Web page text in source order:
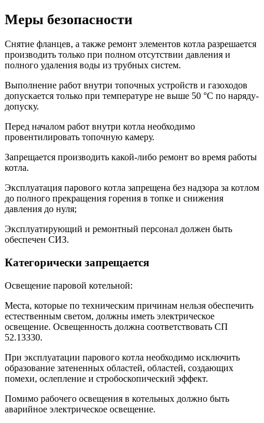
Меры безопасности
Снятие фланцев, а также ремонт элементов котла разрешается
производить только при полном отсутствии давления и
полного удаления воды из трубных систем.
Выполнение работ внутри топочных устройств и газоходов
допускается только при температуре не выше 50 °С по наряду-
допуску.
Перед началом работ внутри котла необходимо
провентилировать топочную камеру.
Запрещается производить какой-либо ремонт во время работы
котла.
Эксплуатация парового котла запрещена без надзора за котлом
до полного прекращения горения в топке и снижения
давления до нуля;
Эксплуатирующий и ремонтный персонал должен быть
обеспечен СИЗ.
Категорически запрещается
Освещение паровой котельной:
Места, которые по техническим причинам нельзя обеспечить
естественным светом, должны иметь электрическое
освещение. Освещенность должна соответствовать СП
52.13330.
При эксплуатации парового котла необходимо исключить
образование затененных областей, областей, создающих
помехи, ослепление и стробоскопический эффект.
Помимо рабочего освещения в котельных должно быть
аварийное электрическое освещение.